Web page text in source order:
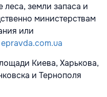
леса, земли запаса и
министерствам
или
epravda.com.ua
Киева, Харькова,
и Тернополя